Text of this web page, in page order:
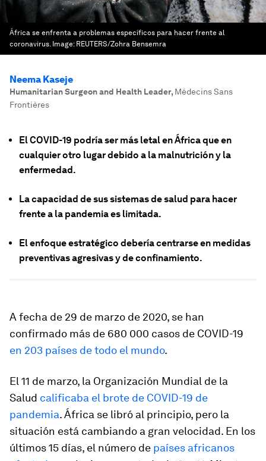
África se enfrenta a problemas específicos para hacer frente al
coronavirus. Image: REUTERS/Zohra Bensemra
Neema Kaseje
Humanitarian Surgeon and Health Leader, Médecins Sans
Frontières
El COVID-19 podría ser más letal en África que en
cualquier otro lugar debido a la malnutrición y la
enfermedad.
La capacidad de sus sistemas de salud para hacer
frente a la pandemia es limitada.
El enfoque estratégico debería centrarse en medidas
preventivas agresivas y de confinamiento.
A fecha de 29 de marzo de 2020, se han
confirmado más de 680 000 casos de COVID-19
en 203 países de todo el mundo.
El 11 de marzo, la Organización Mundial de la
Salud calificaba el brote de COVID-19 de
pandemia. África se libró al principio, pero la
situación está cambiando a gran velocidad. En los
últimos 15 días, el número de países africanos